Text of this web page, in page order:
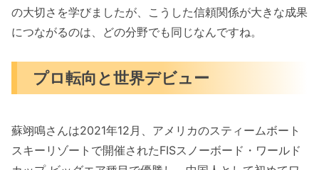
の大切さを学びましたが、こうした信頼関係が大きな成果
につながるのは、どの分野でも同じなんですね。
プロ転向と世界デビュー
蘇翊鳴さんは2021年12月、アメリカのスティームボート
スキーリゾートで開催されたFISスノーボード・ワールド